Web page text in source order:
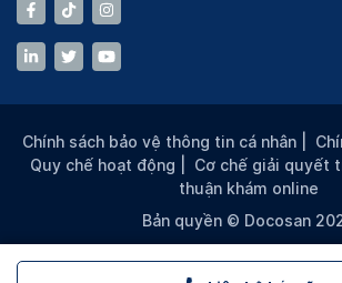
Chính sách bảo vệ thông tin cá nhân
Quy chế hoạt động
Cơ chế giải quyết
thuận khám online
Bản quyền © Docosan